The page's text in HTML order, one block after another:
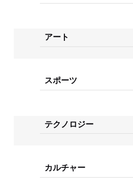
アート
スポーツ
テクノロジー
カルチャー